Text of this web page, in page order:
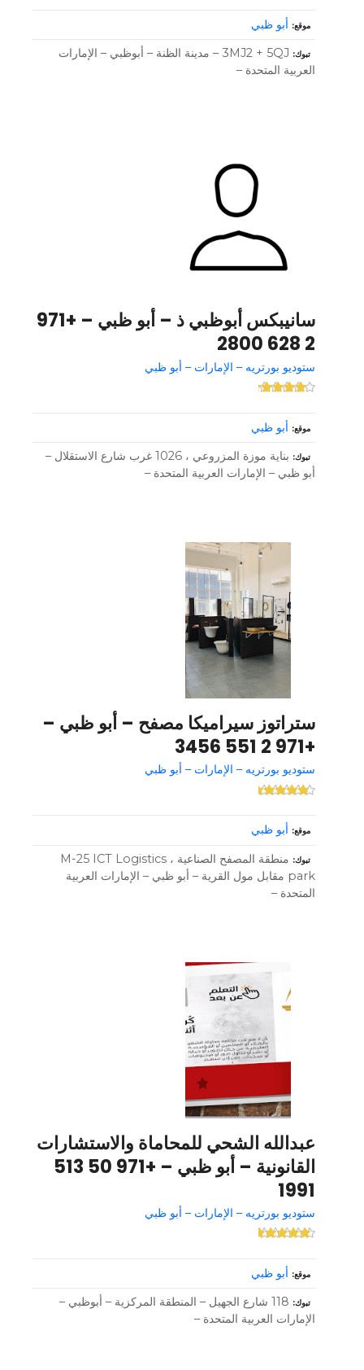
موقع أبو ظبي
تبوك
3MJ2 + 5QJ – مدينة الظنة – أبوظبي – الإمارات
العربية المتحدة –
سانيبكس أبوظبي ذ – أبو ظبي – +971
2 628 2800
ستوديو بورتريه – الإمارات – أبو ظبي
موقع أبو ظبي
تبوك
بناية موزة المزروعي ، 1026 غرب شارع الاستقلال –
أبو ظبي – الإمارات العربية المتحدة –
ستراتوز سيراميكا مصفح – أبو ظبي –
+971 2 551 3456
ستوديو بورتريه – الإمارات – أبو ظبي
موقع أبو ظبي
تبوك
منطقة المصفح الصناعية ، M-25 ICT Logistics
park مقابل مول القرية – أبو ظبي – الإمارات العربية
المتحدة –
عبدالله الشحي للمحاماة والاستشارات
القانونية – أبو ظبي – +971 50 513
1991
ستوديو بورتريه – الإمارات – أبو ظبي
موقع أبو ظبي
تبوك
118 شارع الجهيل – المنطقة المركزية – أبوظبي –
الإمارات العربية المتحدة –